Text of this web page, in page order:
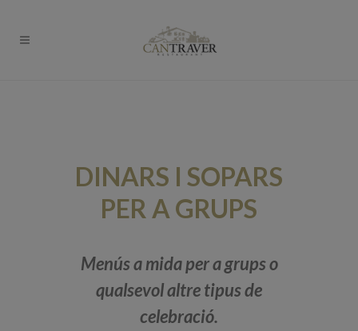
DINARS I SOPARS
PER A GRUPS
Menús a mida per a grups o
qualsevol altre tipus de
celebració.